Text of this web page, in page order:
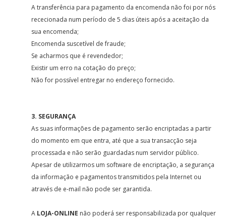
A transferência para pagamento da encomenda não foi por nós
rececionada num período de 5 dias úteis após a aceitação da
sua encomenda;
Encomenda suscetível de fraude;
Se acharmos que é revendedor;
Existir um erro na cotação do preço;
Não for possível entregar no endereço fornecido.
3. SEGURANÇA
As suas informações de pagamento serão encriptadas a partir
do momento em que entra, até que a sua transacção seja
processada e não serão guardadas num servidor público.
Apesar de utilizarmos um software de encriptação, a segurança
da informação e pagamentos transmitidos pela Internet ou
através de e-mail não pode ser garantida.
A LOJA-ONLINE não poderá ser responsabilizada por qualquer